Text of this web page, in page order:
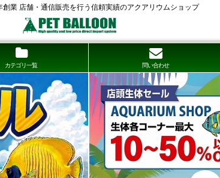
創業 店舗・通信販売を行う信頼実績のアクアリウムショップ
カテゴリ一覧 問い合わせ